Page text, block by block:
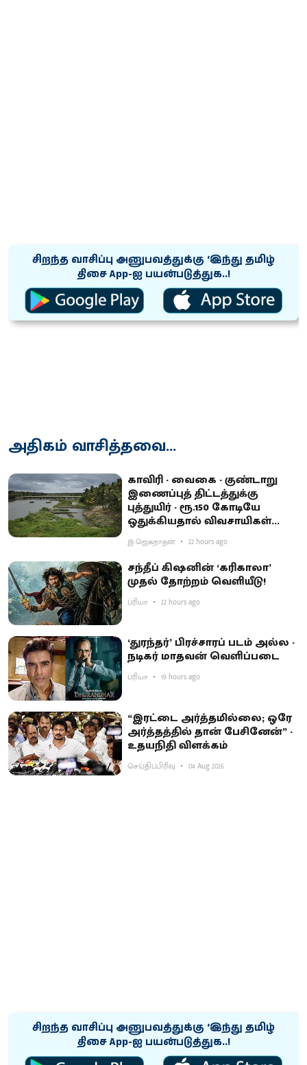
சிறந்த வாசிப்பு அனுபவத்துக்கு ‘இந்து தமிழ்
திசை App-ஐ பயன்படுத்துக..!
அதிகம் வாசித்தவை...
காவிரி - வைகை - குண்டாறு
இணைப்புத் திட்டத்துக்கு
புத்துயிர் - ரூ.150 கோடியே
ஒதுக்கியதால் விவசாயிகள்
ஏமாற்றம்
இ.ஜெகநாதன் 22 hours ago
சந்தீப் கிஷனின் ‘கரிகாலா’
முதல் தோற்றம் வெளியீடு!
ப்ரியா 22 hours ago
‘துரந்தர்’ பிரச்சாரப் படம் அல்ல -
நடிகர் மாதவன் வெளிப்படை
ப்ரியா 19 hours ago
“இரட்டை அர்த்தமில்லை; ஒரே
அர்த்தத்தில் தான் பேசினேன்” -
உதயநிதி விளக்கம்
செய்திப்பிரிவு 04 Aug 2026
சிறந்த வாசிப்பு அனுபவத்துக்கு ‘இந்து தமிழ்
திசை App-ஐ பயன்படுத்துக..!